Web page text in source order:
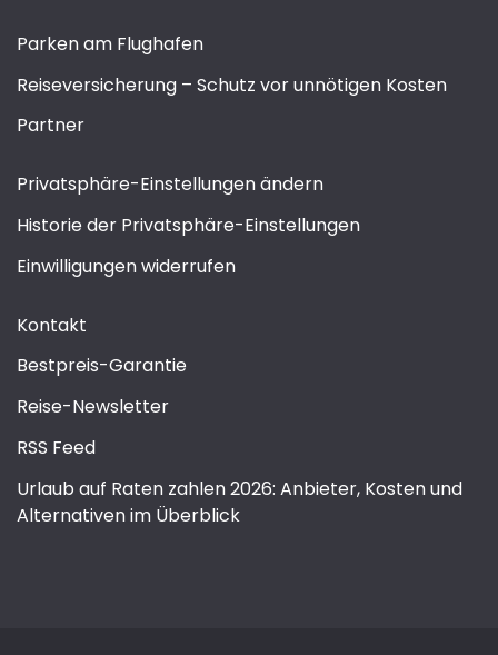
Parken am Flughafen
Reiseversicherung – Schutz vor unnötigen Kosten
Partner
Privatsphäre-Einstellungen ändern
Historie der Privatsphäre-Einstellungen
Einwilligungen widerrufen
Kontakt
Bestpreis-Garantie
Reise-Newsletter
RSS Feed
Urlaub auf Raten zahlen 2026: Anbieter, Kosten und
Alternativen im Überblick